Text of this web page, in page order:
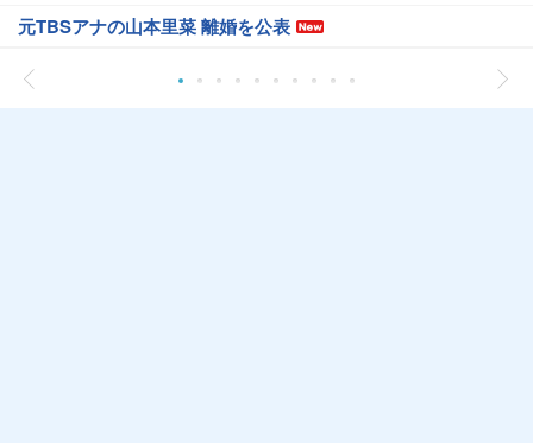
元TBSアナの山本里菜 離婚を公表